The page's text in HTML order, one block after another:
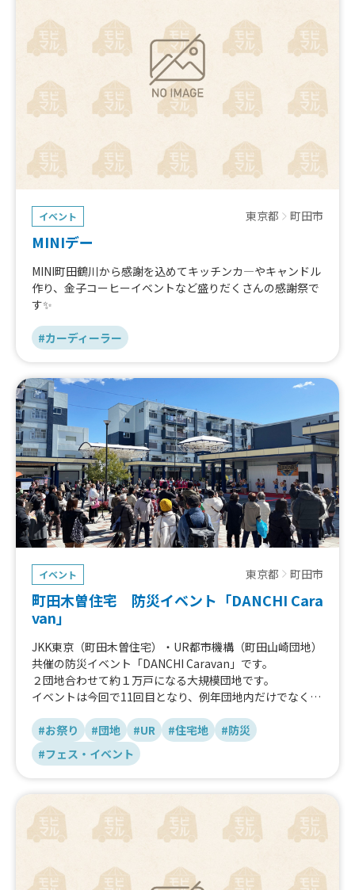
イベント 東京都 町田市
MINIデー
MINI町田鶴川から感謝を込めてキッチンカ―やキャンドル
作り、金子コーヒーイベントなど盛りだくさんの感謝祭で
す✨
#カーディーラー
イベント 東京都 町田市
町田木曽住宅 防災イベント「DANCHI Cara
van」
JKK東京（町田木曽住宅）・UR都市機構（町田山崎団地）
共催の防災イベント「DANCHI Caravan」です。
２団地合わせて約１万戸になる大規模団地です。
イベントは今回で11回目となり、例年団地内だけでなく団
#お祭り
#団地 #UR #住宅地
#防災
#フェス・イベント